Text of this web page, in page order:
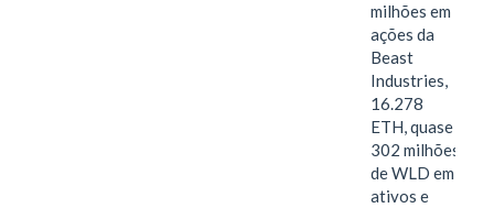
milhões em
ações da
Beast
Industries,
16.278
ETH, quase
302 milhões
de WLD em
ativos e